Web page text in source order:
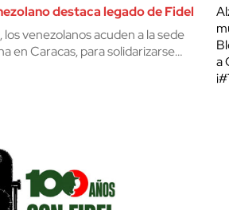
destaca legado de Fidel
venezolanos acuden a la sede
en Caracas, para solidarizarse…
a